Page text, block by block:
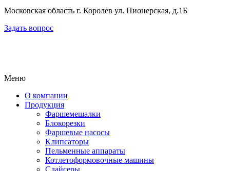
Московская область г. Королев ул. Пионерская, д.1Б
Задать вопрос
Меню
О компании
Продукция
Фаршемешалки
Блокорезки
Фаршевые насосы
Клипсаторы
Пельменные аппараты
Котлетоформовочные машины
Слайсеры